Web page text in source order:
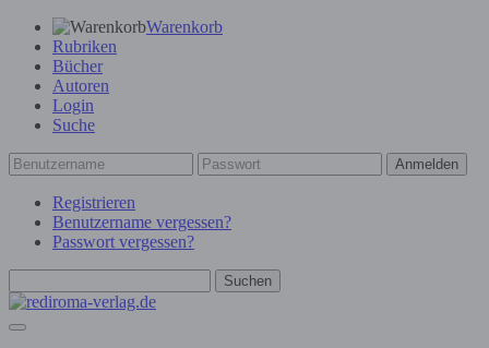
Warenkorb
Rubriken
Bücher
Autoren
Login
Suche
Anmelden
Registrieren
Benutzername vergessen?
Passwort vergessen?
Suchen